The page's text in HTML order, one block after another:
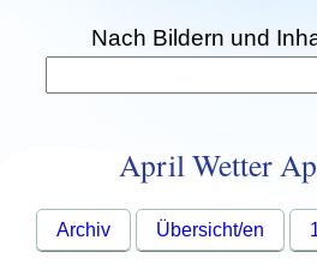
Nach Bildern und
April Wetter
Archiv Übersicht/en